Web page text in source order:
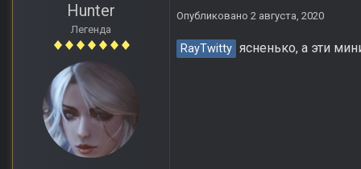
Hunter
Легенда
Опубликовано 2 августа, 2020
RayTwitty ясненько, а эти